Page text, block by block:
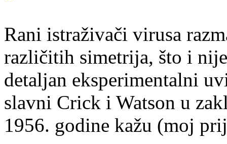
Rani istraživači virusa
različitih simetrija, što i
detaljan eksperimentalni
slavni Crick i Watson u
1956. godine kažu (moj